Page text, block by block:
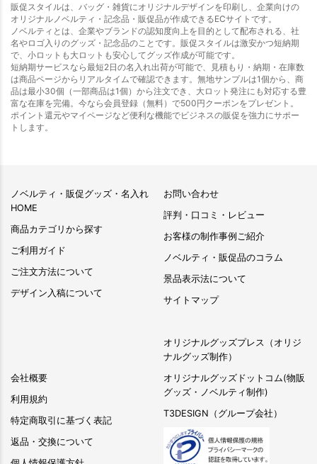
販促スタイルは、バッグ・雑貨にオリジナルデザインを印刷し、企業向けの
オリジナルノベルティ・記念品・販促品が作成できるECサイトです。
ノベルティとは、企業やブランドの認知度向上を目的として配布される、社
名やロゴ入りのグッズ・記念品のことです。販促スタイルは激安かつ短納期
で、小ロットも大ロットも安心してグッズ作成が可能です。
短納期サービスなら最短2日の名入れ出荷が可能で、見積もり・納期・在庫数
は商品ページからリアルタイムで確認できます。無地サンプルは1個から、商
品は最小30個（一部商品は1個）から注文でき、大ロット発注にも対応する豊
富な在庫を完備。今なら会員登録（無料）で500円クーポンをプレゼント。
ポイント還元やマイページなど便利な機能でビジネスの販促を強力にサポー
トします。
ノベルティ・販促グッズ・名入れ
HOME
商品カテゴリから探す
ご利用ガイド
ご注文方法について
デザイン入稿について
会社概要
利用規約
特定商取引に基づく表記
返品・交換について
お問い合わせ
評判・口コミ・レビュー
お客様の制作事例ご紹介
ノベルティ・販促品のコラム
景品表示法について
サイトマップ
オリジナルグッズプレス（オリジ
ナルグッズ制作）
オリジナルグッズドットコム(物販
グッズ・ノベルティ制作)
T3DESIGN（グループ会社）